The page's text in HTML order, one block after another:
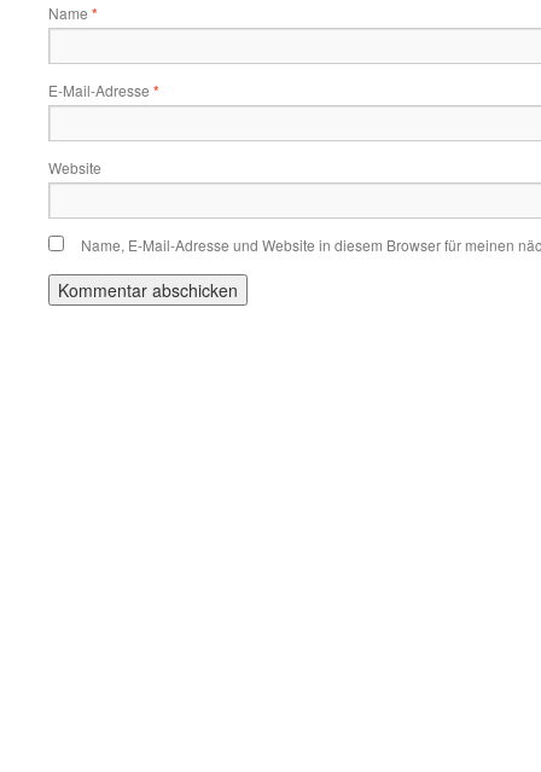
Name *
E-Mail-Adresse *
Website
Name, E-Mail-Adresse und Website in diesem Browser für meinen